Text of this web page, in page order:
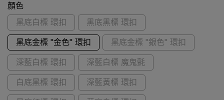
顏色
黑底白標 環扣
黑底黑標 環扣
黑底金標 ''金色'' 環扣 黑底金標 ''銀色'' 環扣
深藍白標 環扣 深藍白標 魔鬼氈
白底黑標 環扣 深藍黃標 環扣